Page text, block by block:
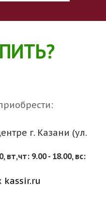
г. Казани (ул.
вт,чт: 9.00 - 18.00, вс:
kassir.ru